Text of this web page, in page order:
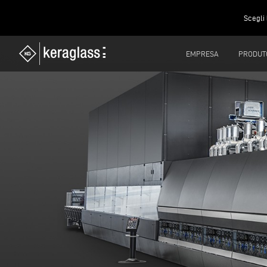
Scegli
EMPRESA